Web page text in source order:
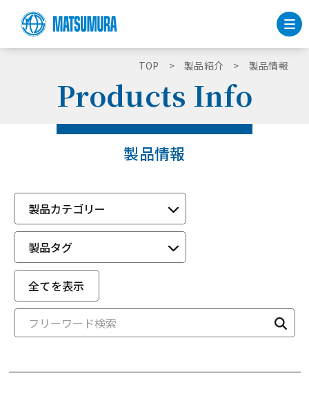
TOP 製品紹介 製品情報
Products Info
製品情報
製品カテゴリー
製品タグ
全てを表示